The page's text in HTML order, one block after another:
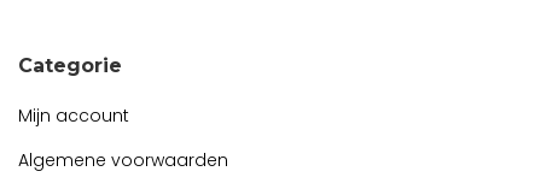
Categorie
Mijn account
Algemene voorwaarden